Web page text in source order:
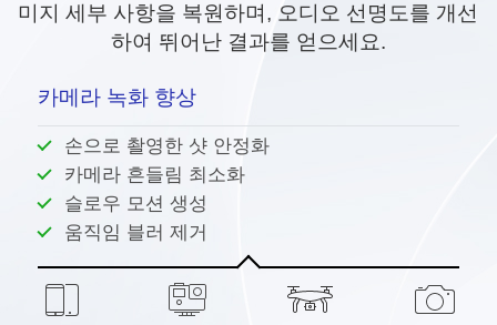
미지 세부 사항을 복원하며, 오디오 선명도를 개선
하여 뛰어난 결과를 얻으세요.
카메라 녹화 향상
손으로 촬영한 샷 안정화
카메라 흔들림 최소화
슬로우 모션 생성
움직임 블러 제거